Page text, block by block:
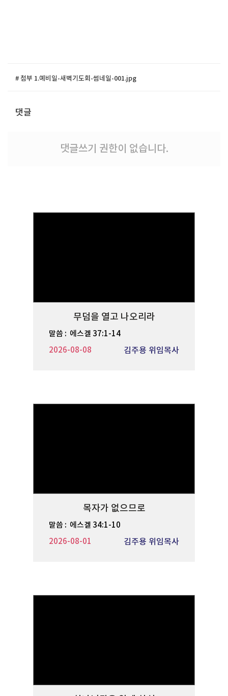
# 첨부 1.예비일-새벽기도회-썸네일-001.jpg
댓글
댓글쓰기 권한이 없습니다.
무덤을 열고 나오리라
말씀 : 에스겔 37:1-14
김주용 위임목사
2026-08-08
목자가 없으므로
말씀 : 에스겔 34:1-10
김주용 위임목사
2026-08-01